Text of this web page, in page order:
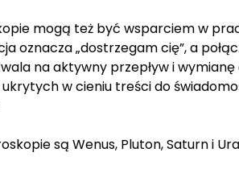
mogą też być wsparciem w
oznacza „dostrzegam cię”, a
na aktywny przepływ i wymianę
w cieniu treści do
są Wenus, Pluton, Saturn i